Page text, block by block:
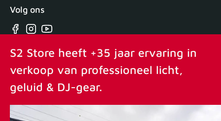
Volg ons
Facebook
Instagram
YouTube
S2 Store heeft +35 jaar ervaring in
verkoop van professioneel licht,
geluid & DJ-gear.